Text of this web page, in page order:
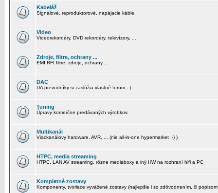
Kabeláž
Signálové, reproduktorové, napájacie káble.
Video
Videorekordéry, DVD rekordéry, televízory, ...
Zdroje, filtre, ochrany ...
EMI,RFI filtre, zdroje, ochrany ...
DAC
DA prevodníky si zaslúžia vlastné forum :-)
Tuning
Úpravy komerčne predávaných výrobkov.
Multikanál
Viackanálovy hardware, AVR, ... (nie all-in-one hypermarket :-) )
HTPC, media streaming
HTPC, LAN AV streaming, rôzne mediaboxy a iný HW na rozhraní hifi a PC
Kompletné zostavy
Komponenty, tvoriace vyvážené zostavy (najlepšie i so zdôvodnením, či